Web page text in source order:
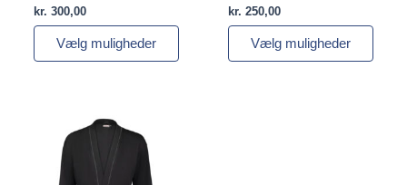
kr. 300,00
Vælg muligheder
kr. 250,00
Vælg muligheder